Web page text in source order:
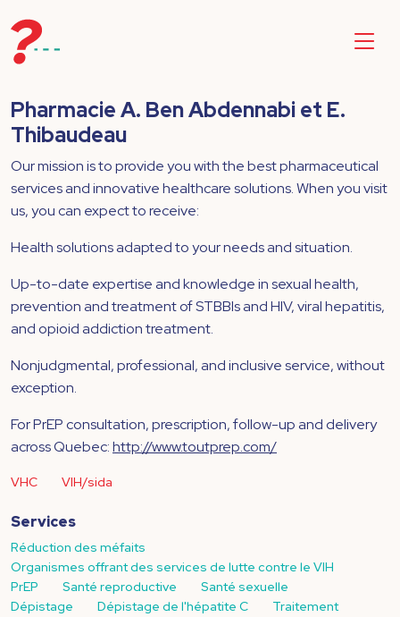
Pharmacie A. Ben Abdennabi et E.
Thibaudeau
Our mission is to provide you with the best pharmaceutical
services and innovative healthcare solutions. When you visit
us, you can expect to receive:
Health solutions adapted to your needs and situation.
Up-to-date expertise and knowledge in sexual health,
prevention and treatment of STBBIs and HIV, viral hepatitis,
and opioid addiction treatment.
Nonjudgmental, professional, and inclusive service, without
exception.
For PrEP consultation, prescription, follow-up and delivery
across Quebec:http://www.toutprep.com/
VHC VIH/sida
Services
Réduction des méfaits
Organismes offrant des services de lutte contre le VIH
PrEP
Santé reproductive
Santé sexuelle
Dépistage
Dépistage de l'hépatite C Traitement